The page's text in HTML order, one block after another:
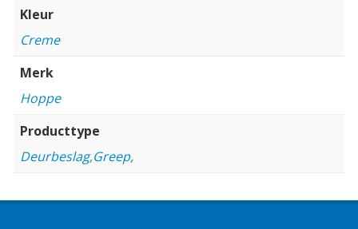
Kleur
Creme
Merk
Hoppe
Producttype
Deurbeslag,Greep,